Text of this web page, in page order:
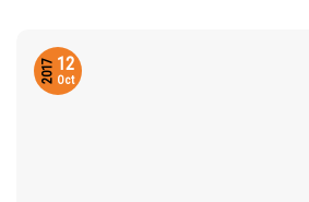
12
Oct
2017